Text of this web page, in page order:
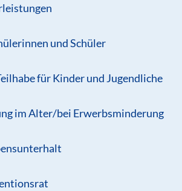
und Schüler
für Kinder und Jugendliche
im Alter/bei Erwerbsminderung